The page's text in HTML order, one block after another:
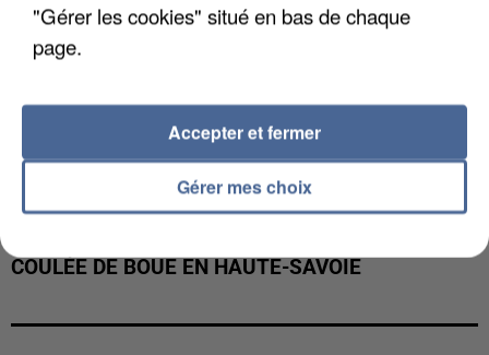
COULÉE DE BOUE EN HAUTE-SAVOIE
"Gérer les cookies" situé en bas de chaque
page.
Gérer mes choix
Accepter et fermer